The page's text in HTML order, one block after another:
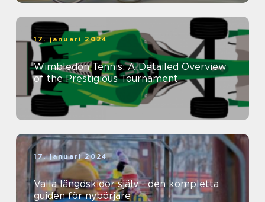
17. januari 2024
Wimbledon Tennis: A Detailed Overview
of the Prestigious Tournament
17. januari 2024
Valla längdskidor själv - den kompletta
guiden för nybörjare